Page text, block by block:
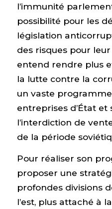
l’immunité
possibilité pour les
législation
des risques pour
entend rendre plus
la lutte contre la
un vaste
entreprises d’État et
l’interdiction de
de la période
Pour réaliser son
proposer une
profondes divisions
l’est, plus attaché à